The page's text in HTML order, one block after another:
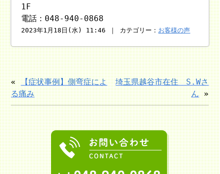
1F
電話：048-940-0868
2023年1月18日(水) 11:46 ｜ カテゴリー： お客様の声
«【症状事例】側弯症によ
る痛み
埼玉県越谷市在住 S.Wさ
ん»